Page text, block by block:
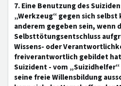
7. Eine Benutzung des
„Werkzeug“ gegen sich
anderem gegeben sein, wenn
Selbsttötungsentschluss
Wissens- oder
freiverantwortlich gebildet
Suizident - vom
seine freie Willensbildung